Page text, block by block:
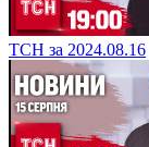
ТСН за 2024.08.16